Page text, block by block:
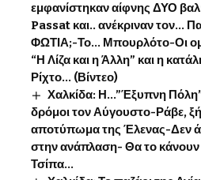
εμφανίστηκαν αίφνης ΔΥΟ
Passat και.. ανέκριναν τον…
ΦΩΤΙΑ;-Το… Μπουρλότο-Οι
“Η Λίζα και η Άλλη” και η
Ρίχτο… (Βίντεο)
Χαλκίδα: Η…”Έξυπνη
δρόμοι τον Αύγουστο-Ράβε,
αποτύπωμα της Έλενας-Δεν
στην ανάπλαση- Θα το κάνουν
Τσίπα…